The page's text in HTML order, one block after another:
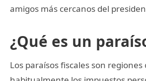
amigos más cercanos del
¿Qué es un
Los paraísos fiscales son regiones